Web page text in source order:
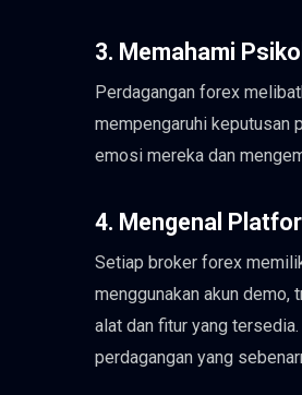
3. Memahami
Perdagangan forex
mempengaruhi keputusan
emosi mereka dan
4. Mengenal
Setiap broker forex
menggunakan akun demo,
alat dan fitur yang
perdagangan yang